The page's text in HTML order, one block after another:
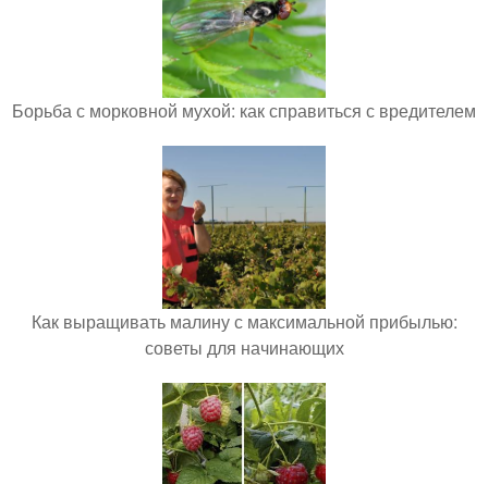
Борьба с морковной мухой: как справиться с вредителем
Как выращивать малину с максимальной прибылью:
советы для начинающих